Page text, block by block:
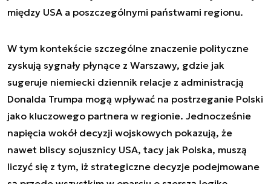
między USA a poszczególnymi państwami regionu.
W tym kontekście szczególne znaczenie polityczne
zyskują sygnały płynące z Warszawy, gdzie jak
sugeruje niemiecki dziennik relacje z administracją
Donalda Trumpa mogą wpływać na postrzeganie Polski
jako kluczowego partnera w regionie. Jednocześnie
napięcia wokół decyzji wojskowych pokazują, że
nawet bliscy sojusznicy USA, tacy jak Polska, muszą
liczyć się z tym, iż strategiczne decyzje podejmowane